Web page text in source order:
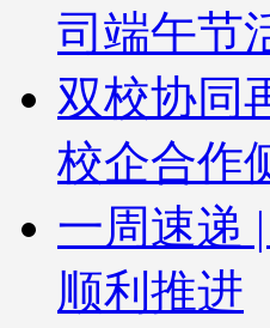
司端午节
双校协同
校企合作
一周速递
顺利推进